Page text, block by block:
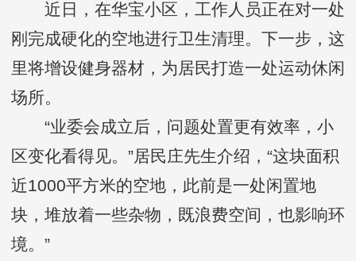
近日，在华宝小区，工作人员正在对一处
刚完成硬化的空地进行卫生清理。下一步，这
里将增设健身器材，为居民打造一处运动休闲
场所。
“业委会成立后，问题处置更有效率，小
区变化看得见。”居民庄先生介绍，“这块面积
近1000平方米的空地，此前是一处闲置地
块，堆放着一些杂物，既浪费空间，也影响环
境。”